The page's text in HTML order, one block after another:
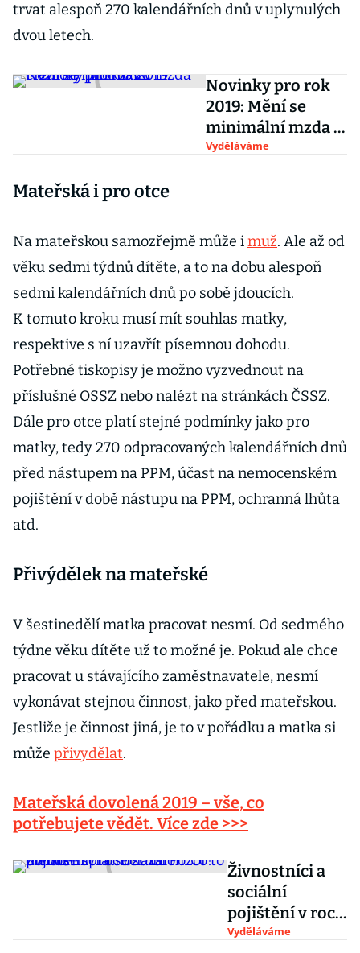
trvat alespoň 270 kalendářních dnů v uplynulých
dvou letech.
Novinky pro rok
2019: Mění se
minimální mzda či
zálohy pro OSVČ
Vyděláváme
Mateřská i pro otce
Na mateřskou samozřejmě může imuž. Ale až od
věku sedmi týdnů dítěte, a to na dobu alespoň
sedmi kalendářních dnů po sobě jdoucích.
K tomuto kroku musí mít souhlas matky,
respektive s ní uzavřít písemnou dohodu.
Potřebné tiskopisy je možno vyzvednout na
příslušné OSSZ nebo nalézt na stránkách ČSSZ.
Dále pro otce platí stejné podmínky jako pro
matky, tedy 270 odpracovaných kalendářních dnů
před nástupem na PPM, účast na nemocenském
pojištění v době nástupu na PPM, ochranná lhůta
atd.
Přivýdělek na mateřské
V šestinedělí matka pracovat nesmí. Od sedmého
týdne věku dítěte už to možné je. Pokud ale chce
pracovat u stávajícího zaměstnavatele, nesmí
vykonávat stejnou činnost, jako před mateřskou.
Jestliže je činnost jiná, je to v pořádku a matka si
může přivydělat.
Mateřská dovolená 2019 – vše, co
potřebujete vědět. Více zde >>>
Živnostníci a
sociální
pojištění v roce
2019: Pozor!
Vyděláváme